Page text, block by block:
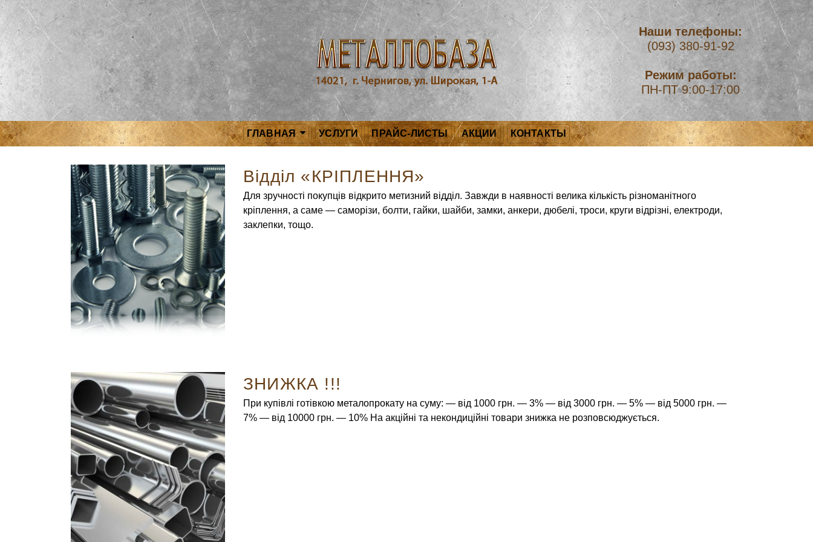
Наши телефоны:
(093) 380-91-92
Режим работы:
ПН-ПТ 9:00-17:00
ГЛАВНАЯ УСЛУГИ ПРАЙС-ЛИСТЫ АКЦИИ КОНТАКТЫ
Відділ «КРІПЛЕННЯ»
Для зручності покупців відкрито метизний відділ. Завжди в наявності велика кількість різноманітного
кріплення, а саме — саморізи, болти, гайки, шайби, замки, анкери, дюбелі, троси, круги відрізні, електроди,
заклепки, тощо.
ЗНИЖКА !!!
При купівлі готівкою металопрокату на суму: — від 1000 грн. — 3% — від 3000 грн. — 5% — від 5000 грн. —
7% — від 10000 грн. — 10% На акційні та некондиційні товари знижка не розповсюджується.